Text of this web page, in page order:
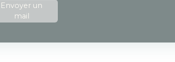
Envoyer un
mail